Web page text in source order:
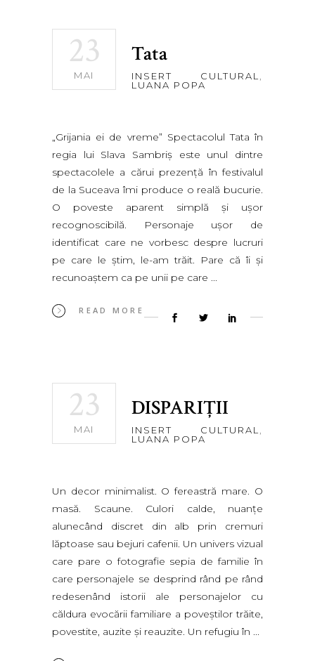
23
MAI
Tata
INSERT CULTURAL,
LUANA POPA
„Grijania ei de vreme” Spectacolul Tata în
regia lui Slava Sambriş este unul dintre
spectacolele a cărui prezenţă în festivalul
de la Suceava îmi produce o reală bucurie.
O poveste aparent simplă şi uşor
recognoscibilă. Personaje uşor de
identificat care ne vorbesc despre lucruri
pe care le ştim, le-am trăit. Pare că îi şi
recunoaştem ca pe unii pe care
READ MORE
23
MAI
DISPARIŢII
INSERT CULTURAL,
LUANA POPA
Un decor minimalist. O fereastră mare. O
masă. Scaune. Culori calde, nuanţe
alunecând discret din alb prin cremuri
lăptoase sau bejuri cafenii. Un univers vizual
care pare o fotografie sepia de familie în
care personajele se desprind rând pe rând
redesenând istorii ale personajelor cu
căldura evocării familiare a poveştilor trăite,
povestite, auzite şi reauzite. Un refugiu în